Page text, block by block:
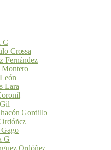
C
Crossa
Fernández
Montero
Lara
Gordillo
G
Ordóñez